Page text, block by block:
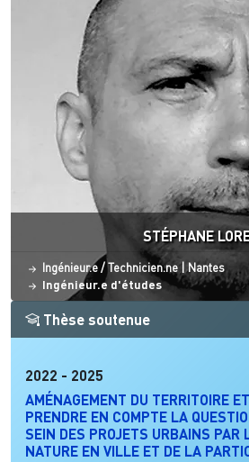
STÉPHANE
Statut
Ingénieur.e / Technicien.ne |Site ESO
Nantes
Ingénieur.e d'études
Thèse soutenue
2022 - 2025
AMÉNAGEMENT DU TERRITOIRE
PRENDRE EN COMPTE LA
SEIN DES PROJETS URBAINS PAR
NATURE EN VILLE ET DE LA